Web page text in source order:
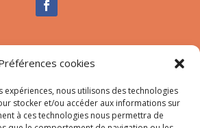
cookies
expériences, nous utilisons des technologies
stocker et/ou accéder aux informations sur
à ces technologies nous permettra de
Nous contacter
mairie@afa.corsica